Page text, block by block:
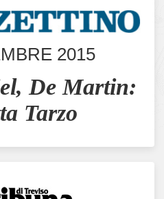
2015
De Martin:
Tarzo